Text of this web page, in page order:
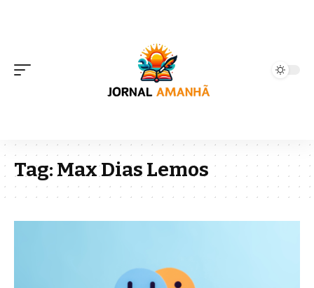
Tag:Max Dias Lemos